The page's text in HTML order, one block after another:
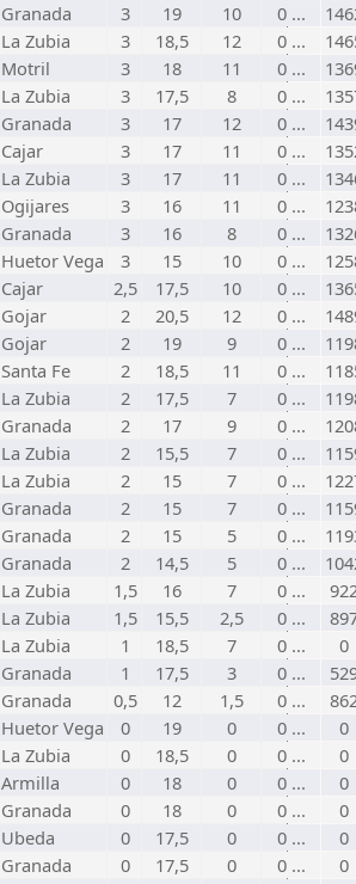
Granada 3 19 10 0 ...
La Zubia 3 18,5 12 0 ...
Motril 3 18 11 0 ...
La Zubia 3 17,5 8 0 ...
Granada 3 17 12 0 ...
Cajar 3 17 11 0 ...
La Zubia 3 17 11 0 ...
Ogijares 3 16 11 0 ...
Granada 3 16 8 0 ...
Huetor Vega 3 15 10 0 ...
Cajar 2,5 17,5 10 0 ...
Gojar 2 20,5 12 0 ...
Gojar 2 19 9 0 ...
Santa Fe 2 18,5 11 0 ...
La Zubia 2 17,5 7 0 ...
Granada 2 17 9 0 ...
La Zubia 2 15,5 7 0 ...
La Zubia 2 15 7 0 ...
Granada 2 15 7 0 ...
Granada 2 15 5 0 ...
Granada 2 14,5 5 0 ...
La Zubia 1,5 16 7 0 ...
La Zubia 1,5 15,5 2,5 0 ...
La Zubia 1 18,5 7 0 ... 0
Granada 1 17,5 3 0 ...
Granada 0,5 12 1,5 0 ...
Huetor Vega 0 19 0 0 ... 0
La Zubia 0 18,5 0 0 ... 0
Armilla 0 18 0 0 ... 0
Granada 0 18 0 0 ... 0
Ubeda 0 17,5 0 0 ... 0
Granada 0 17,5 0 0 ... 0